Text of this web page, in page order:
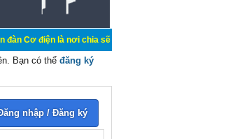
là nơi chia sẽ kiến thức kinh nghiệm trong lãnh vực
Bạn có thể đăng ký
nhập / Đăng ký